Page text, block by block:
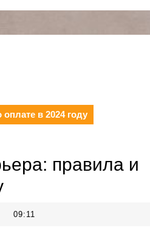
в 2024 году
правила и
09:11